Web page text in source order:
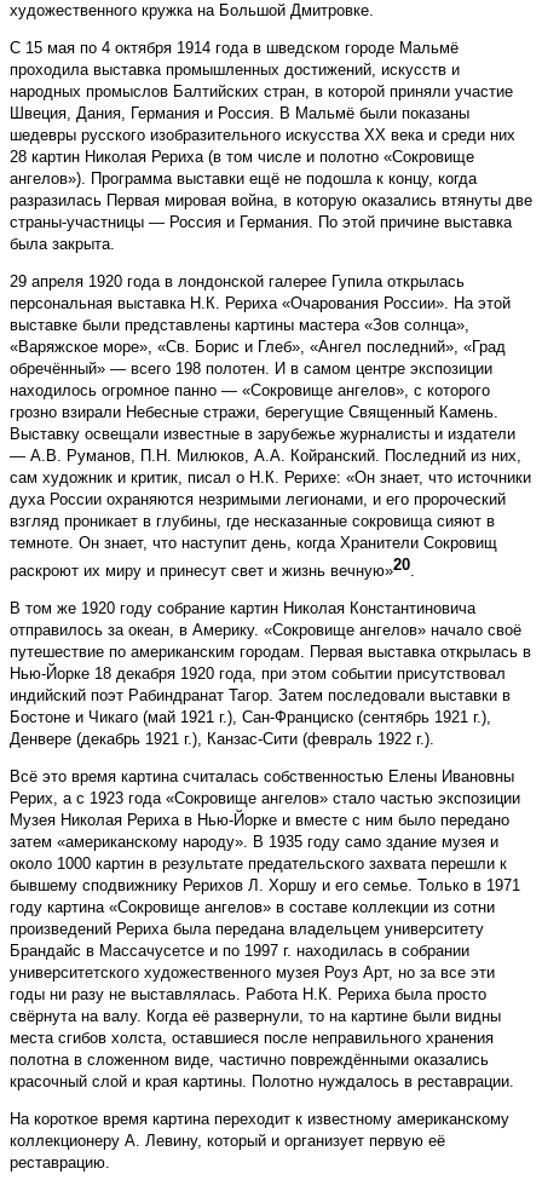
художественного кружка на Большой Дмитровке.
С 15 мая по 4 октября 1914 года в шведском городе Мальмё
проходила выставка промышленных достижений, искусств и
народных промыслов Балтийских стран, в которой приняли участие
Швеция, Дания, Германия и Россия. В Мальмё были показаны
шедевры русского изобразительного искусства XX века и среди них
28 картин Николая Рериха (в том числе и полотно «Сокровище
ангелов»). Программа выставки ещё не подошла к концу, когда
разразилась Первая мировая война, в которую оказались втянуты две
страны-участницы — Россия и Германия. По этой причине выставка
была закрыта.
29 апреля 1920 года в лондонской галерее Гупила открылась
персональная выставка Н.К. Рериха «Очарования России». На этой
выставке были представлены картины мастера «Зов солнца»,
«Варяжское море», «Св. Борис и Глеб», «Ангел последний», «Град
обречённый» — всего 198 полотен. И в самом центре экспозиции
находилось огромное панно — «Сокровище ангелов», с которого
грозно взирали Небесные стражи, берегущие Священный Камень.
Выставку освещали известные в зарубежье журналисты и издатели
— А.В. Руманов, П.Н. Милюков, А.А. Койранский. Последний из них,
сам художник и критик, писал о Н.К. Рерихе: «Он знает, что источники
духа России охраняются незримыми легионами, и его пророческий
взгляд проникает в глубины, где несказанные сокровища сияют в
темноте. Он знает, что наступит день, когда Хранители Сокровищ
раскроют их миру и принесут свет и жизнь вечную»20.
В том же 1920 году собрание картин Николая Константиновича
отправилось за океан, в Америку. «Сокровище ангелов» начало своё
путешествие по американским городам. Первая выставка открылась в
Нью-Йорке 18 декабря 1920 года, при этом событии присутствовал
индийский поэт Рабиндранат Тагор. Затем последовали выставки в
Бостоне и Чикаго (май 1921 г.), Сан-Франциско (сентябрь 1921 г.),
Денвере (декабрь 1921 г.), Канзас-Сити (февраль 1922 г.).
Всё это время картина считалась собственностью Елены Ивановны
Рерих, а с 1923 года «Сокровище ангелов» стало частью экспозиции
Музея Николая Рериха в Нью-Йорке и вместе с ним было передано
затем «американскому народу». В 1935 году само здание музея и
около 1000 картин в результате предательского захвата перешли к
бывшему сподвижнику Рерихов Л. Хоршу и его семье. Только в 1971
году картина «Сокровище ангелов» в составе коллекции из сотни
произведений Рериха была передана владельцем университету
Брандайс в Массачусетсе и по 1997 г. находилась в собрании
университетского художественного музея Роуз Арт, но за все эти
годы ни разу не выставлялась. Работа Н.К. Рериха была просто
свёрнута на валу. Когда её развернули, то на картине были видны
места сгибов холста, оставшиеся после неправильного хранения
полотна в сложенном виде, частично повреждёнными оказались
красочный слой и края картины. Полотно нуждалось в реставрации.
На короткое время картина переходит к известному американскому
коллекционеру А. Левину, который и организует первую её
реставрацию.